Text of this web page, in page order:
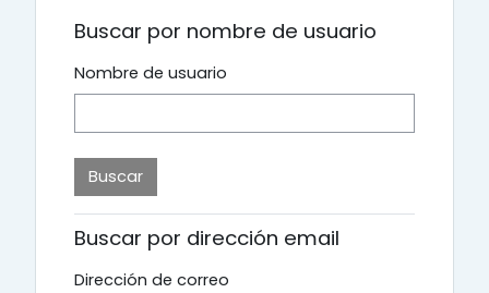
Buscar por nombre de usuario
Nombre de usuario
Buscar por dirección email
Dirección de correo